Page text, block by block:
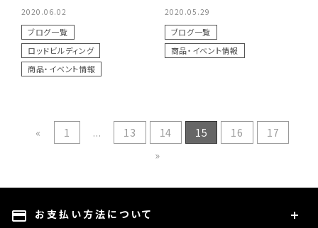
2020.06.02
ブログ一覧
ロッドビルディング
商品・イベント情報
2020.05.29
ブログ一覧
商品・イベント情報
« 1 ... 13 14 15 16
17
»
payment お支払い方法について